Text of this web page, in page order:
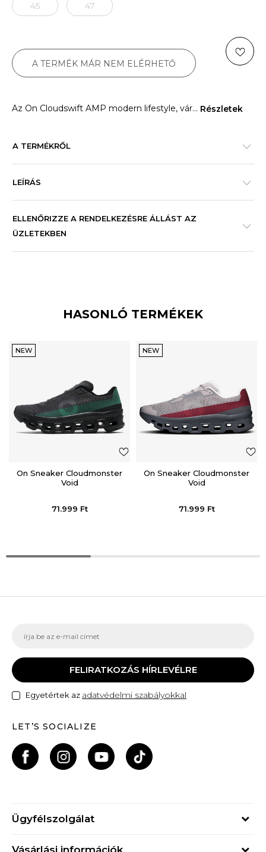
45 47
A TERMÉK MÁR NEM ELÉRHETŐ
Az On Cloudswift AMP modern lifestyle, vár... Részletek
A TERMÉKRŐL
LEÍRÁS
ELLENŐRIZZE A RENDELKEZÉSRE ÁLLÁST AZ
ÜZLETEKBEN
HASONLÓ TERMÉKEK
NEW
On Sneaker Cloudmonster
Void
71.999 Ft
NEW
On Sneaker Cloudmonster
Void
71.999 Ft
FELIRATKOZÁS HÍRLEVÉLRE
Egyetértek az adatvédelmi szabályokkal
LET’S SOCIALIZE
Ügyfélszolgálat
Vásárlási információk